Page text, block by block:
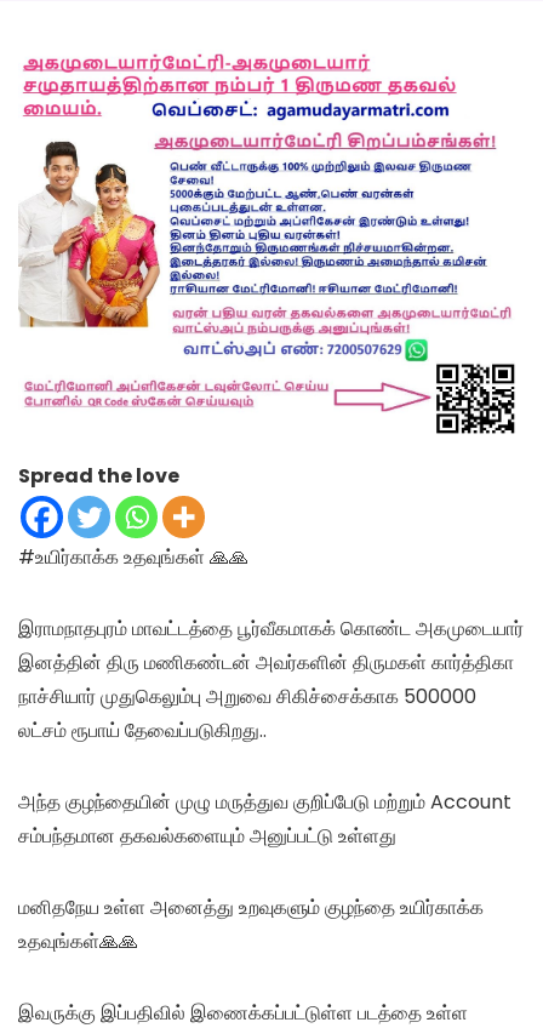
Spread the love
#உயிர்காக்க உதவுங்கள் 🙏🙏
இராமநாதபுரம் மாவட்டத்தை பூர்வீகமாகக் கொண்ட அகமுடையார்
இனத்தின் திரு மணிகண்டன் அவர்களின் திருமகள் கார்த்திகா
நாச்சியார் முதுகெலும்பு அறுவை சிகிச்சைக்காக 500000
லட்சம் ரூபாய் தேவைப்படுகிறது..
அந்த குழந்தையின் முழு மருத்துவ குறிப்பேடு மற்றும் Account
சம்பந்தமான தகவல்களையும் அனுப்பட்டு உள்ளது
மனிதநேய உள்ள அனைத்து உறவுகளும் குழந்தை உயிர்காக்க
உதவுங்கள்🙏🙏
இவருக்கு இப்பதிவில் இணைக்கப்பட்டுள்ள படத்தை உள்ள